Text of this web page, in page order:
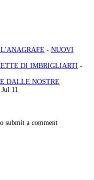
- NUOVI
DI IMBRIGLIARTI -
DALLE NOSTRE
Jul 11
submit a comment